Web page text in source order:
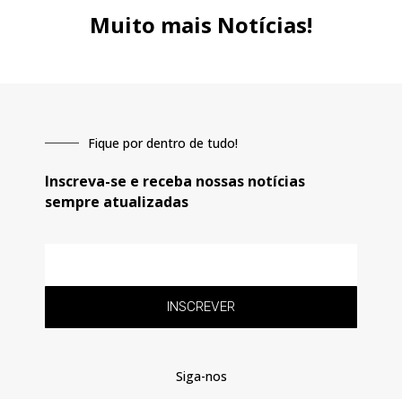
Muito mais Notícias!
Fique por dentro de tudo!
Inscreva-se e receba nossas notícias
sempre atualizadas
INSCREVER
Siga-nos